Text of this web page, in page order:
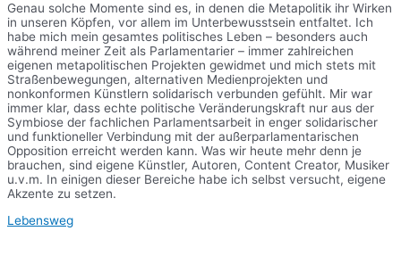
Genau solche Momente sind es, in denen die Metapolitik ihr Wirken
in unseren Köpfen, vor allem im Unterbewusstsein entfaltet. Ich
habe mich mein gesamtes politisches Leben – besonders auch
während meiner Zeit als Parlamentarier – immer zahlreichen
eigenen metapolitischen Projekten gewidmet und mich stets mit
Straßenbewegungen, alternativen Medienprojekten und
nonkonformen Künstlern solidarisch verbunden gefühlt. Mir war
immer klar, dass echte politische Veränderungskraft nur aus der
Symbiose der fachlichen Parlamentsarbeit in enger solidarischer
und funktioneller Verbindung mit der außerparlamentarischen
Opposition erreicht werden kann. Was wir heute mehr denn je
brauchen, sind eigene Künstler, Autoren, Content Creator, Musiker
u.v.m. In einigen dieser Bereiche habe ich selbst versucht, eigene
Akzente zu setzen.
Lebensweg